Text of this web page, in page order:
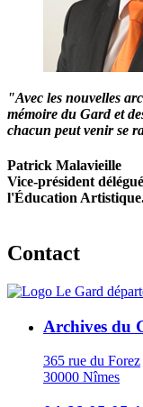
"Avec les nouvelles
mémoire du Gard et
chacun peut venir se
Patrick Malavieille
Vice-président
l'Éducation
Contact
Archives du
365 rue du Forez
30000 Nîmes